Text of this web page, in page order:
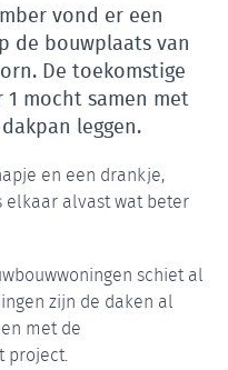
vond er een
de bouwplaats van
De toekomstige
mocht samen met
leggen.
en een drankje,
elkaar alvast wat beter
schiet al
zijn de daken al
met de
project.